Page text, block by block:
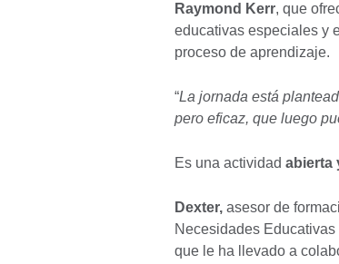
Raymond Kerr, que
educativas especiales y
proceso de aprendizaje.
“La jornada está
pero eficaz, que luego
Es una actividad abierta
Dexter, asesor de
Necesidades
que le ha llevado a